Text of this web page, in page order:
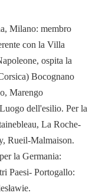
Milano: membro
con la Villa
ospita la
Bocognano
Marengo
dell'esilio. Per la
La Roche-
Rueil-Malmaison.
la Germania:
Paesi- Portogallo: